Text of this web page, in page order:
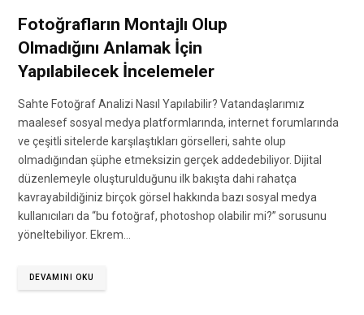
Fotoğrafların Montajlı Olup
Olmadığını Anlamak İçin
Yapılabilecek İncelemeler
Sahte Fotoğraf Analizi Nasıl Yapılabilir? Vatandaşlarımız
maalesef sosyal medya platformlarında, internet forumlarında
ve çeşitli sitelerde karşılaştıkları görselleri, sahte olup
olmadığından şüphe etmeksizin gerçek addedebiliyor. Dijital
düzenlemeyle oluşturulduğunu ilk bakışta dahi rahatça
kavrayabildiğiniz birçok görsel hakkında bazı sosyal medya
kullanıcıları da “bu fotoğraf, photoshop olabilir mi?” sorusunu
yöneltebiliyor. Ekrem…
DEVAMINI OKU